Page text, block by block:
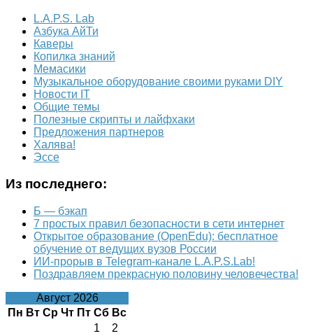
L.A.P.S. Lab
Азбука АйТи
Каверы
Копилка знаний
Мемасики
Музыкальное оборудование своими руками DIY
Новости IT
Общие темы
Полезные скрипты и лайфхаки
Предложения партнеров
Халява!
Эссе
Из последнего:
Б — бэкап
7 простых правил безопасности в сети интернет
Открытое образование (OpenEdu): бесплатное
обучение от ведущих вузов России
ИИ-прорыв в Telegram-канале L.A.P.S.Lab!
Поздравляем прекрасную половину человечества!
Август 2026
Пн Вт Ср Чт Пт Сб Вс
1
2